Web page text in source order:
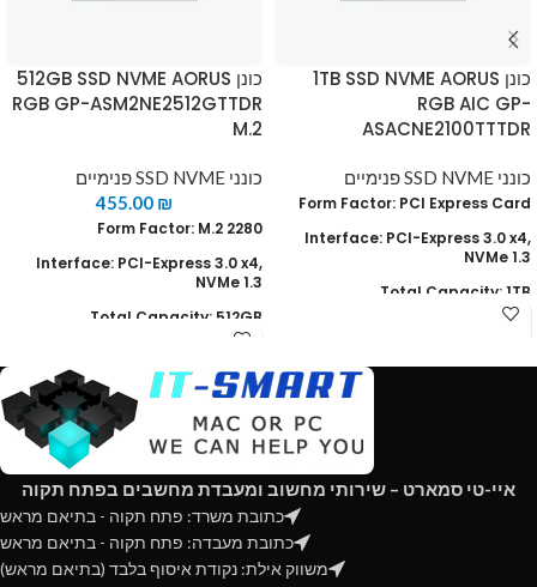
כונן 1TB SSD NVME AORUS
RGB AIC GP-
ASACNE2100TTTDR
כונני SSD NVME פנימיים
Form Factor: PCl Express Card
Interface: PCI-Express 3.0 x4,
NVMe 1.3
Total Capacity: 1TB
Read Speed : up to 3480 MB/s
TRIM & S.M.A.R.T supported
Encryption Self-Encrypting Drive
כונן 512GB SSD NVME AORUS
RGB GP-ASM2NE2512GTTDR
M.2
כונני SSD NVME פנימיים
455.00 ₪
Form Factor: M.2 2280
Interface: PCI-Express 3.0 x4,
NVMe 1.3
Total Capacity: 512GB
Read Speed : up to 3480 MB/s
Write speed : up to 2000 MB/s
TRIM & S.M.A.R.T supported
AES 256 supported
איי-טי סמארט – שירותי מחשוב ומעבדת מחשבים בפתח תקוה
כתובת משרד: פתח תקוה - בתיאם מראש
כתובת מעבדה: פתח תקוה - בתיאם מראש
משווק אילת: נקודת איסוף בלבד (בתיאם מראש)